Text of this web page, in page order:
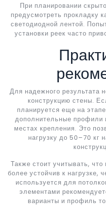
При планировании
предусмотреть прокладку
светодиодной лентой.
установки реек часто
Для надежного результата
конструкцию стены.
планируется еще на
дополнительные профили
местах крепления. Это
нагрузку до 50–70 кг
Также стоит учитывать,
более устойчив к нагрузке,
используется для
элементами
варианты и профиль